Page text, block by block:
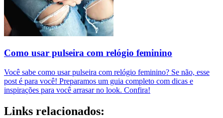
Como usar pulseira com relógio feminino
Você sabe como usar pulseira com relógio feminino? Se não, esse
post é para você! Preparamos um guia completo com dicas e
inspirações para você arrasar no look. Confira!
Links relacionados: